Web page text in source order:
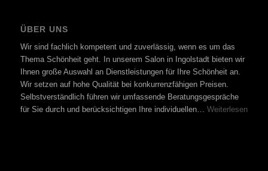
ÜBER UNS
Wir sind fachlich kompetent und zuverlässig, wenn es um das
Thema Schönheit geht. In unserem Salon in Ingolstadt bieten wir
Ihnen große Auswahl an Dienstleistungen für Ihre Schönheit an.
Wir setzen auf hohe Qualität bei konkurrenzfähigen Preisen.
Selbstverständlich führen wir umfassende Beratungsgespräche
für Sie durch und berücksichtigen Ihre individuellen… Weiterlesen